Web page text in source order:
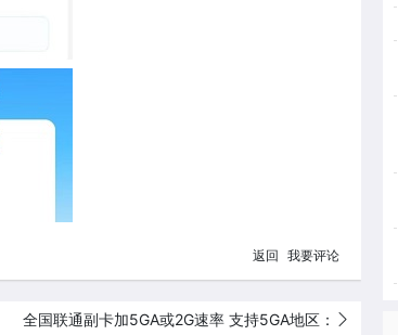
返回 我要评论
全国联通副卡加5GA或2G速率 支持5GA地区：